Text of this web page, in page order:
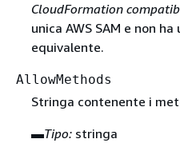
CloudFormation
unica AWS SAM e non
equivalente.
AllowMethods
Stringa contenente i
▬Tipo:stringa